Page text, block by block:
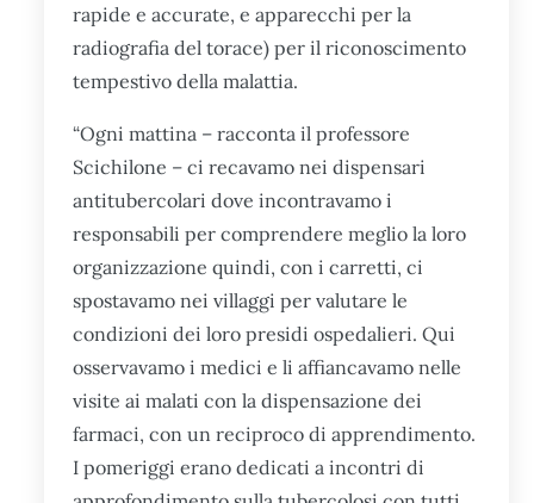
rapide e accurate, e apparecchi per la
radiografia del torace) per il riconoscimento
tempestivo della malattia.
“Ogni mattina – racconta il professore
Scichilone – ci recavamo nei dispensari
antitubercolari dove incontravamo i
responsabili per comprendere meglio la loro
organizzazione quindi, con i carretti, ci
spostavamo nei villaggi per valutare le
condizioni dei loro presidi ospedalieri. Qui
osservavamo i medici e li affiancavamo nelle
visite ai malati con la dispensazione dei
farmaci, con un reciproco di apprendimento.
I pomeriggi erano dedicati a incontri di